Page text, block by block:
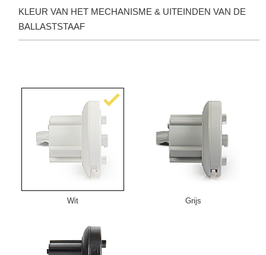
KLEUR VAN HET MECHANISME & UITEINDEN VAN DE
BALLASTSTAAF
Wit Grijs